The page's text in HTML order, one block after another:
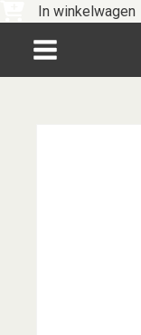
In winkelwagen